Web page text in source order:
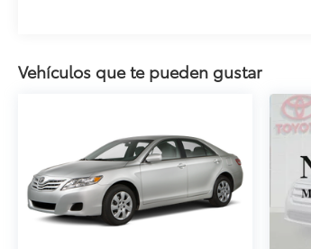
Vehículos que te pueden gustar